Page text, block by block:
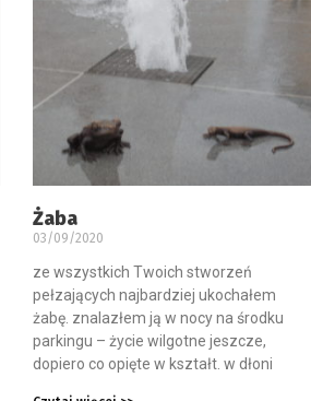
Żaba
03/09/2020
ze wszystkich Twoich stworzeń
pełzających najbardziej ukochałem
żabę. znalazłem ją w nocy na środku
parkingu – życie wilgotne jeszcze,
dopiero co opięte w kształt. w dłoni